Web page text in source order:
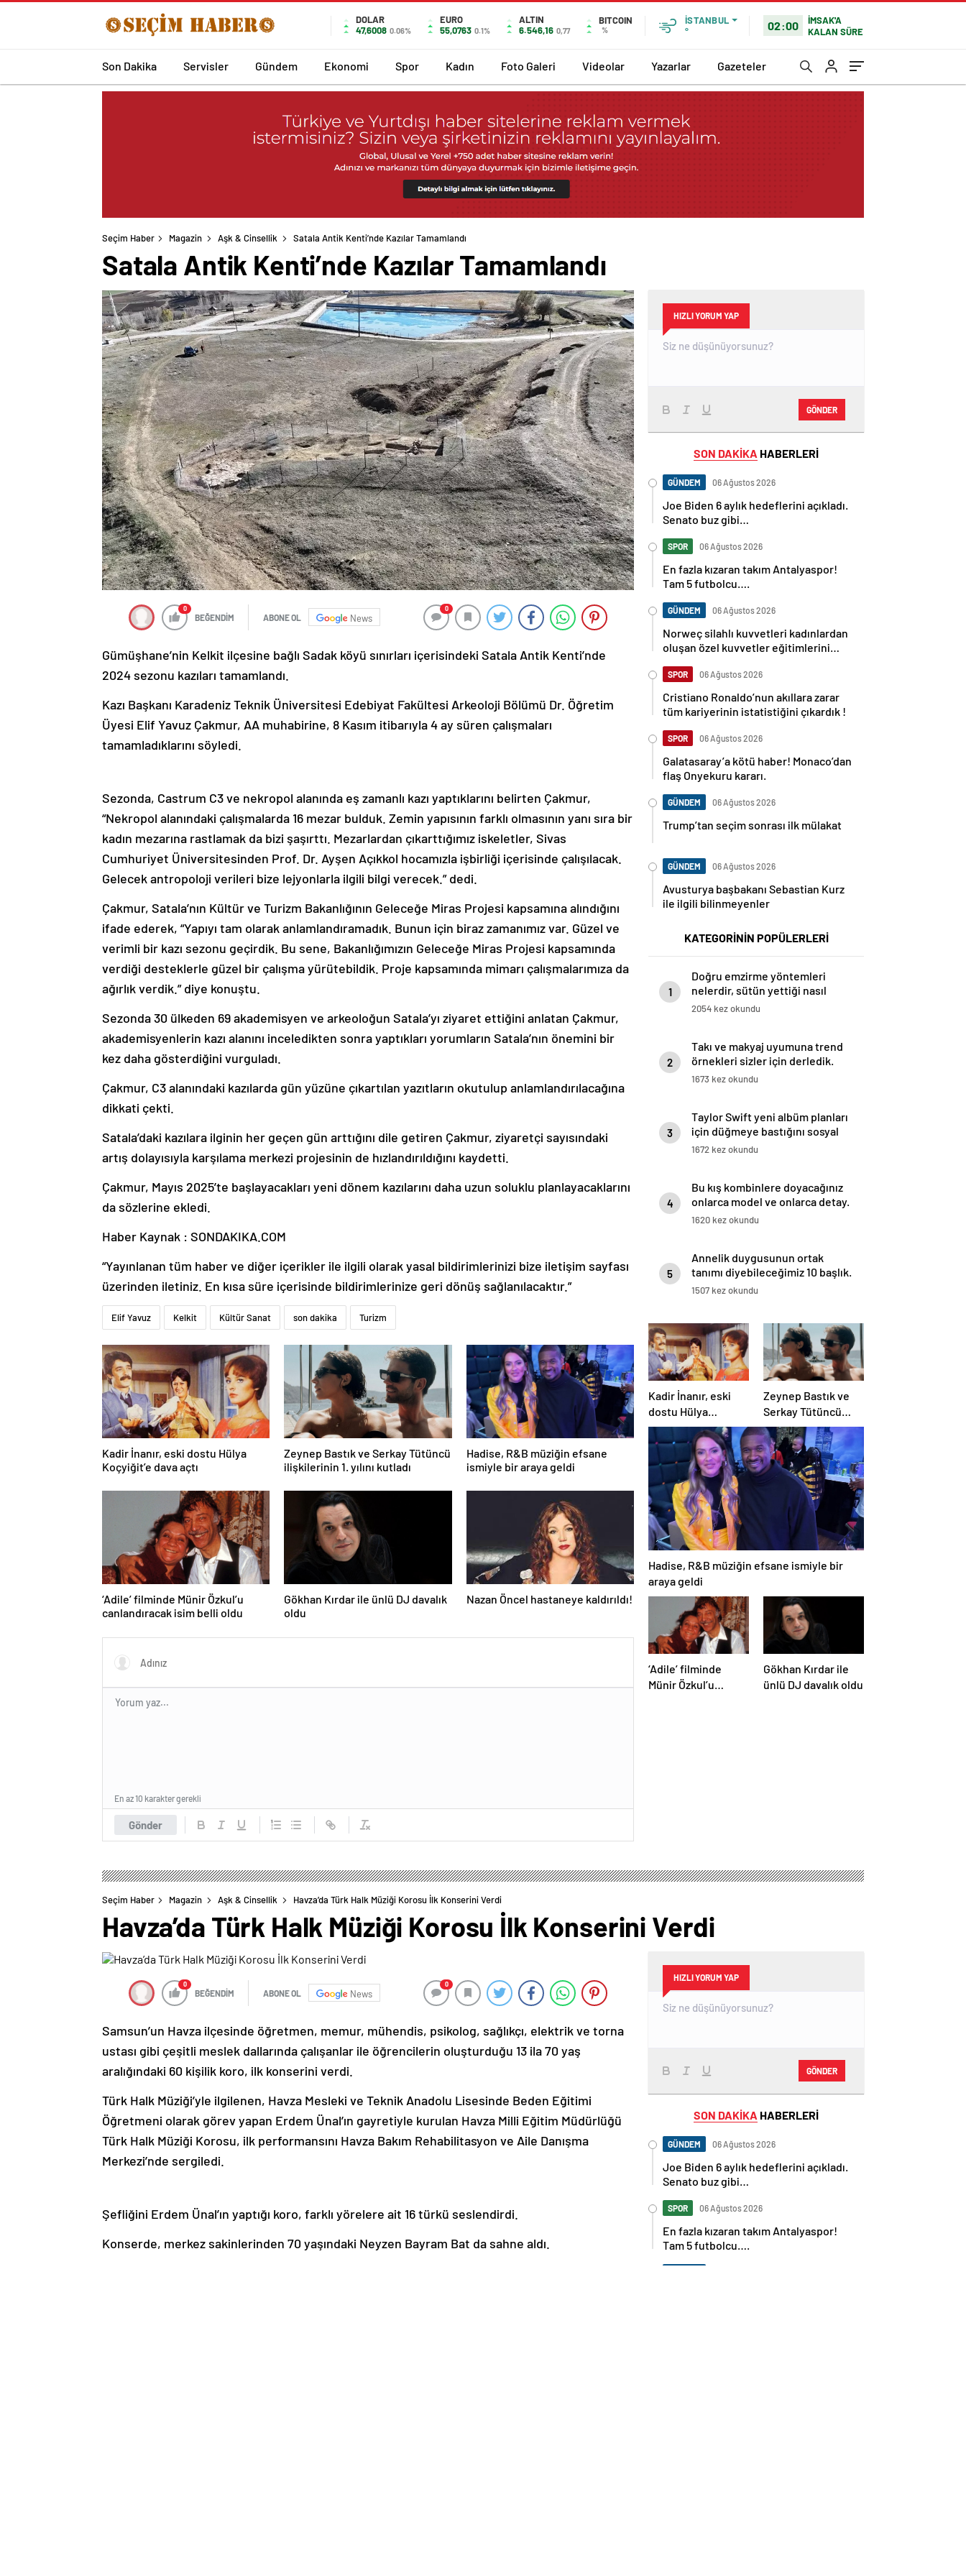
DOLAR
47,6008 0.06%
EURO
55,0763 0.1%
ALTIN
6.546,16 0,77
BITCOIN
%
İSTANBUL
°
02:00
İMSAK'A
KALAN SÜRE
Son Dakika Servisler Gündem Ekonomi Spor Kadın Foto Galeri Videolar Yazarlar Gazeteler
Seçim Haber Magazin Aşk & Cinsellik Satala Antik Kenti’nde Kazılar Tamamlandı
Satala Antik Kenti’nde Kazılar Tamamlandı
0
BEĞENDİM ABONE OL News
0
Gümüşhane’nin Kelkit ilçesine bağlı Sadak köyü sınırları içerisindeki Satala Antik Kenti’nde
2024 sezonu kazıları tamamlandı.
Kazı Başkanı Karadeniz Teknik Üniversitesi Edebiyat Fakültesi Arkeoloji Bölümü Dr. Öğretim
Üyesi Elif Yavuz Çakmur, AA muhabirine, 8 Kasım itibarıyla 4 ay süren çalışmaları
tamamladıklarını söyledi.
Sezonda, Castrum C3 ve nekropol alanında eş zamanlı kazı yaptıklarını belirten Çakmur,
“Nekropol alanındaki çalışmalarda 16 mezar bulduk. Zemin yapısının farklı olmasının yanı sıra bir
kadın mezarına rastlamak da bizi şaşırttı. Mezarlardan çıkarttığımız iskeletler, Sivas
Cumhuriyet Üniversitesinden Prof. Dr. Ayşen Açıkkol hocamızla işbirliği içerisinde çalışılacak.
Gelecek antropoloji verileri bize lejyonlarla ilgili bilgi verecek.” dedi.
Çakmur, Satala’nın Kültür ve Turizm Bakanlığının Geleceğe Miras Projesi kapsamına alındığını
ifade ederek, “Yapıyı tam olarak anlamlandıramadık. Bunun için biraz zamanımız var. Güzel ve
verimli bir kazı sezonu geçirdik. Bu sene, Bakanlığımızın Geleceğe Miras Projesi kapsamında
verdiği desteklerle güzel bir çalışma yürütebildik. Proje kapsamında mimarı çalışmalarımıza da
ağırlık verdik.” diye konuştu.
Sezonda 30 ülkeden 69 akademisyen ve arkeoloğun Satala’yı ziyaret ettiğini anlatan Çakmur,
akademisyenlerin kazı alanını inceledikten sonra yaptıkları yorumların Satala’nın önemini bir
kez daha gösterdiğini vurguladı.
Çakmur, C3 alanındaki kazılarda gün yüzüne çıkartılan yazıtların okutulup anlamlandırılacağına
dikkati çekti.
Satala’daki kazılara ilginin her geçen gün arttığını dile getiren Çakmur, ziyaretçi sayısındaki
artış dolayısıyla karşılama merkezi projesinin de hızlandırıldığını kaydetti.
Çakmur, Mayıs 2025’te başlayacakları yeni dönem kazılarını daha uzun soluklu planlayacaklarını
da sözlerine ekledi.
Haber Kaynak : SONDAKIKA.COM
“Yayınlanan tüm haber ve diğer içerikler ile ilgili olarak yasal bildirimlerinizi bize iletişim sayfası
üzerinden iletiniz. En kısa süre içerisinde bildirimlerinize geri dönüş sağlanılacaktır.”
Elif Yavuz Kelkit Kültür Sanat son dakika Turizm
Kadir İnanır, eski dostu Hülya
Koçyiğit’e dava açtı
Zeynep Bastık ve Serkay Tütüncü
ilişkilerinin 1. yılını kutladı
Hadise, R&B müziğin efsane
ismiyle bir araya geldi
‘Adile’ filminde Münir Özkul’u
canlandıracak isim belli oldu
Gökhan Kırdar ile ünlü DJ davalık
oldu
Nazan Öncel hastaneye kaldırıldı!
Gönder
En az 10 karakter gerekli
HIZLI YORUM YAP
GÖNDER
SON DAKİKA HABERLERİ
GÜNDEM 06 Ağustos 2026
Joe Biden 6 aylık hedeflerini açıkladı.
Senato buz gibi…
SPOR 06 Ağustos 2026
En fazla kızaran takım Antalyaspor!
Tam 5 futbolcu….
GÜNDEM 06 Ağustos 2026
Norweç silahlı kuvvetleri kadınlardan
oluşan özel kuvvetler eğitimlerini
SPOR 06 Ağustos 2026
Cristiano Ronaldo’nun akıllara zarar
tüm kariyerinin istatistiğini çıkardık !
SPOR 06 Ağustos 2026
Galatasaray’a kötü haber! Monaco’dan
flaş Onyekuru kararı.
GÜNDEM 06 Ağustos 2026
Trump’tan seçim sonrası ilk mülakat
GÜNDEM 06 Ağustos 2026
Avusturya başbakanı Sebastian Kurz
ile ilgili bilinmeyenler
KATEGORİNİN POPÜLERLERİ
1
Doğru emzirme yöntemleri
nelerdir, sütün yettiği nasıl
anlaşılır?
2054 kez okundu
2
Takı ve makyaj uyumuna trend
örnekleri sizler için derledik.
1673 kez okundu
3
Taylor Swift yeni albüm planları
için düğmeye bastığını sosyal
medyadan duyurdu!
1672 kez okundu
4
Bu kış kombinlere doyacağınız
onlarca model ve onlarca detay.
1620 kez okundu
5
Annelik duygusunun ortak
tanımı diyebileceğimiz 10 başlık.
1507 kez okundu
Kadir İnanır, eski
dostu Hülya
Koçyiğit’e dava açtı
Zeynep Bastık ve
Serkay Tütüncü
ilişkilerinin 1. yılını
kutladı
Hadise, R&B müziğin efsane ismiyle bir
araya geldi
‘Adile’ filminde
Münir Özkul’u
Gökhan Kırdar ile
ünlü DJ davalık oldu
Seçim Haber Magazin Aşk & Cinsellik Havza’da Türk Halk Müziği Korosu İlk Konserini Verdi
Havza’da Türk Halk Müziği Korosu İlk Konserini Verdi
0
BEĞENDİM ABONE OL News
0
Samsun’un Havza ilçesinde öğretmen, memur, mühendis, psikolog, sağlıkçı, elektrik ve torna
ustası gibi çeşitli meslek dallarında çalışanlar ile öğrencilerin oluşturduğu 13 ila 70 yaş
aralığındaki 60 kişilik koro, ilk konserini verdi.
Türk Halk Müziği’yle ilgilenen, Havza Mesleki ve Teknik Anadolu Lisesinde Beden Eğitimi
Öğretmeni olarak görev yapan Erdem Ünal’ın gayretiyle kurulan Havza Milli Eğitim Müdürlüğü
Türk Halk Müziği Korosu, ilk performansını Havza Bakım Rehabilitasyon ve Aile Danışma
Merkezi’nde sergiledi.
Şefliğini Erdem Ünal’ın yaptığı koro, farklı yörelere ait 16 türkü seslendirdi.
Konserde, merkez sakinlerinden 70 yaşındaki Neyzen Bayram Bat da sahne aldı.
HIZLI YORUM YAP
GÖNDER
SON DAKİKA HABERLERİ
GÜNDEM 06 Ağustos 2026
Joe Biden 6 aylık hedeflerini açıkladı.
Senato buz gibi…
SPOR 06 Ağustos 2026
En fazla kızaran takım Antalyaspor!
Tam 5 futbolcu….